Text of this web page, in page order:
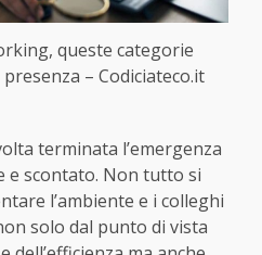
queste categorie
– Codiciateco.it
terminata l’emergenza
e scontato. Non tutto si
l’ambiente e i colleghi
solo dal punto di vista